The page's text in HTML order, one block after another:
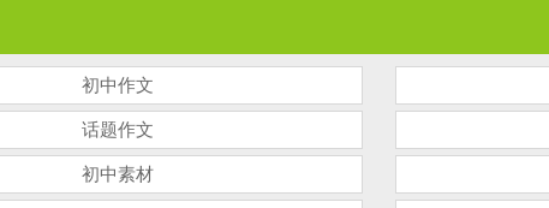
初中作文
话题作文
初中素材